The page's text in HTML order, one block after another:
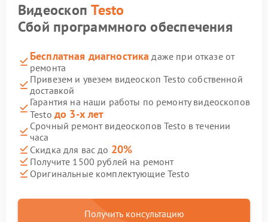
ВидеоскопTesto
Сбой программного обеспечения
Бесплатная диагностика даже при отказе от
ремонта
Привезем и увезем видеоскоп Testo собственной
доставкой
Гарантия на наши работы по ремонту видеоскопов
Testo до 3-х лет
Срочный ремонт видеоскопов Testo в течении
часа
Скидка для вас до 20%
Получите 1500 рублей на ремонт
Оригинальные комплектующие Testo
Получить консультацию